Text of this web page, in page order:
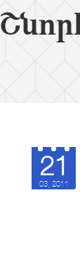
21
03, 2011